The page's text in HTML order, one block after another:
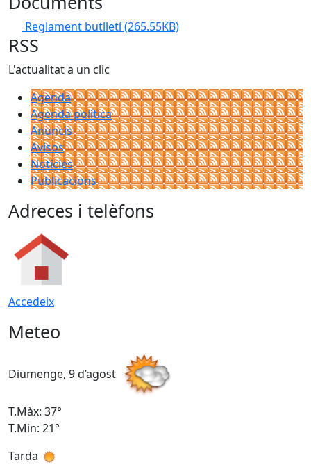
Reglament butlletí(265.55KB)
RSS
L'actualitat a un clic
Agenda
Agenda política
Anuncis
Avisos
Notícies
Publicacions
Adreces i telèfons
Accedeix
Meteo
Diumenge, 9 d’agost
T.Màx: 37°
T.Min: 21°
Tarda